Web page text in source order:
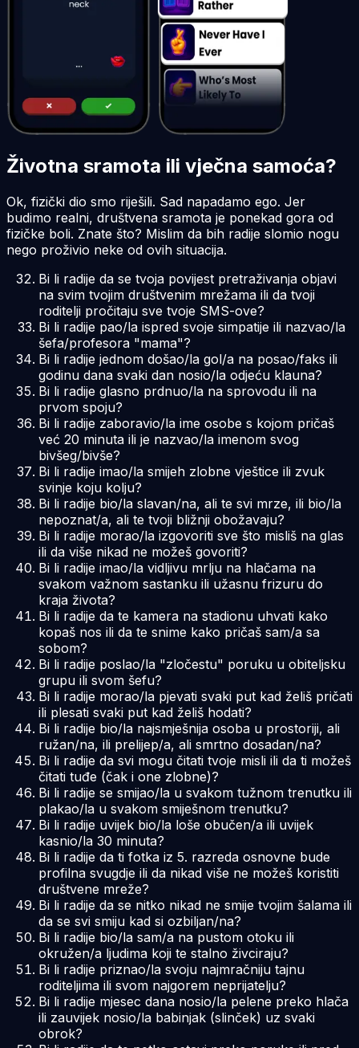
Životna sramota ili vječna samoća?
Ok, fizički dio smo riješili. Sad napadamo ego. Jer
budimo realni, društvena sramota je ponekad gora od
fizičke boli. Znate što? Mislim da bih radije slomio nogu
nego proživio neke od ovih situacija.
Bi li radije da se tvoja povijest pretraživanja objavi
na svim tvojim društvenim mrežama ili da tvoji
roditelji pročitaju sve tvoje SMS-ove?
Bi li radije pao/la ispred svoje simpatije ili nazvao/la
šefa/profesora "mama"?
Bi li radije jednom došao/la gol/a na posao/faks ili
godinu dana svaki dan nosio/la odjeću klauna?
Bi li radije glasno prdnuo/la na sprovodu ili na
prvom spoju?
Bi li radije zaboravio/la ime osobe s kojom pričaš
već 20 minuta ili je nazvao/la imenom svog
bivšeg/bivše?
Bi li radije imao/la smijeh zlobne vještice ili zvuk
svinje koju kolju?
Bi li radije bio/la slavan/na, ali te svi mrze, ili bio/la
nepoznat/a, ali te tvoji bližnji obožavaju?
Bi li radije morao/la izgovoriti sve što misliš na glas
ili da više nikad ne možeš govoriti?
Bi li radije imao/la vidljivu mrlju na hlačama na
svakom važnom sastanku ili užasnu frizuru do
kraja života?
Bi li radije da te kamera na stadionu uhvati kako
kopaš nos ili da te snime kako pričaš sam/a sa
sobom?
Bi li radije poslao/la "zločestu" poruku u obiteljsku
grupu ili svom šefu?
Bi li radije morao/la pjevati svaki put kad želiš pričati
ili plesati svaki put kad želiš hodati?
Bi li radije bio/la najsmješnija osoba u prostoriji, ali
ružan/na, ili prelijep/a, ali smrtno dosadan/na?
Bi li radije da svi mogu čitati tvoje misli ili da ti možeš
čitati tuđe (čak i one zlobne)?
Bi li radije se smijao/la u svakom tužnom trenutku ili
plakao/la u svakom smiješnom trenutku?
Bi li radije uvijek bio/la loše obučen/a ili uvijek
kasnio/la 30 minuta?
Bi li radije da ti fotka iz 5. razreda osnovne bude
profilna svugdje ili da nikad više ne možeš koristiti
društvene mreže?
Bi li radije da se nitko nikad ne smije tvojim šalama ili
da se svi smiju kad si ozbiljan/na?
Bi li radije bio/la sam/a na pustom otoku ili
okružen/a ljudima koji te stalno živciraju?
Bi li radije priznao/la svoju najmračniju tajnu
roditeljima ili svom najgorem neprijatelju?
Bi li radije mjesec dana nosio/la pelene preko hlača
ili zauvijek nosio/la babinjak (slinček) uz svaki
obrok?